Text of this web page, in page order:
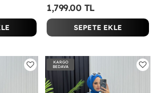
1,799.00 TL
SEPETE EKLE
KARGO
BEDAVA